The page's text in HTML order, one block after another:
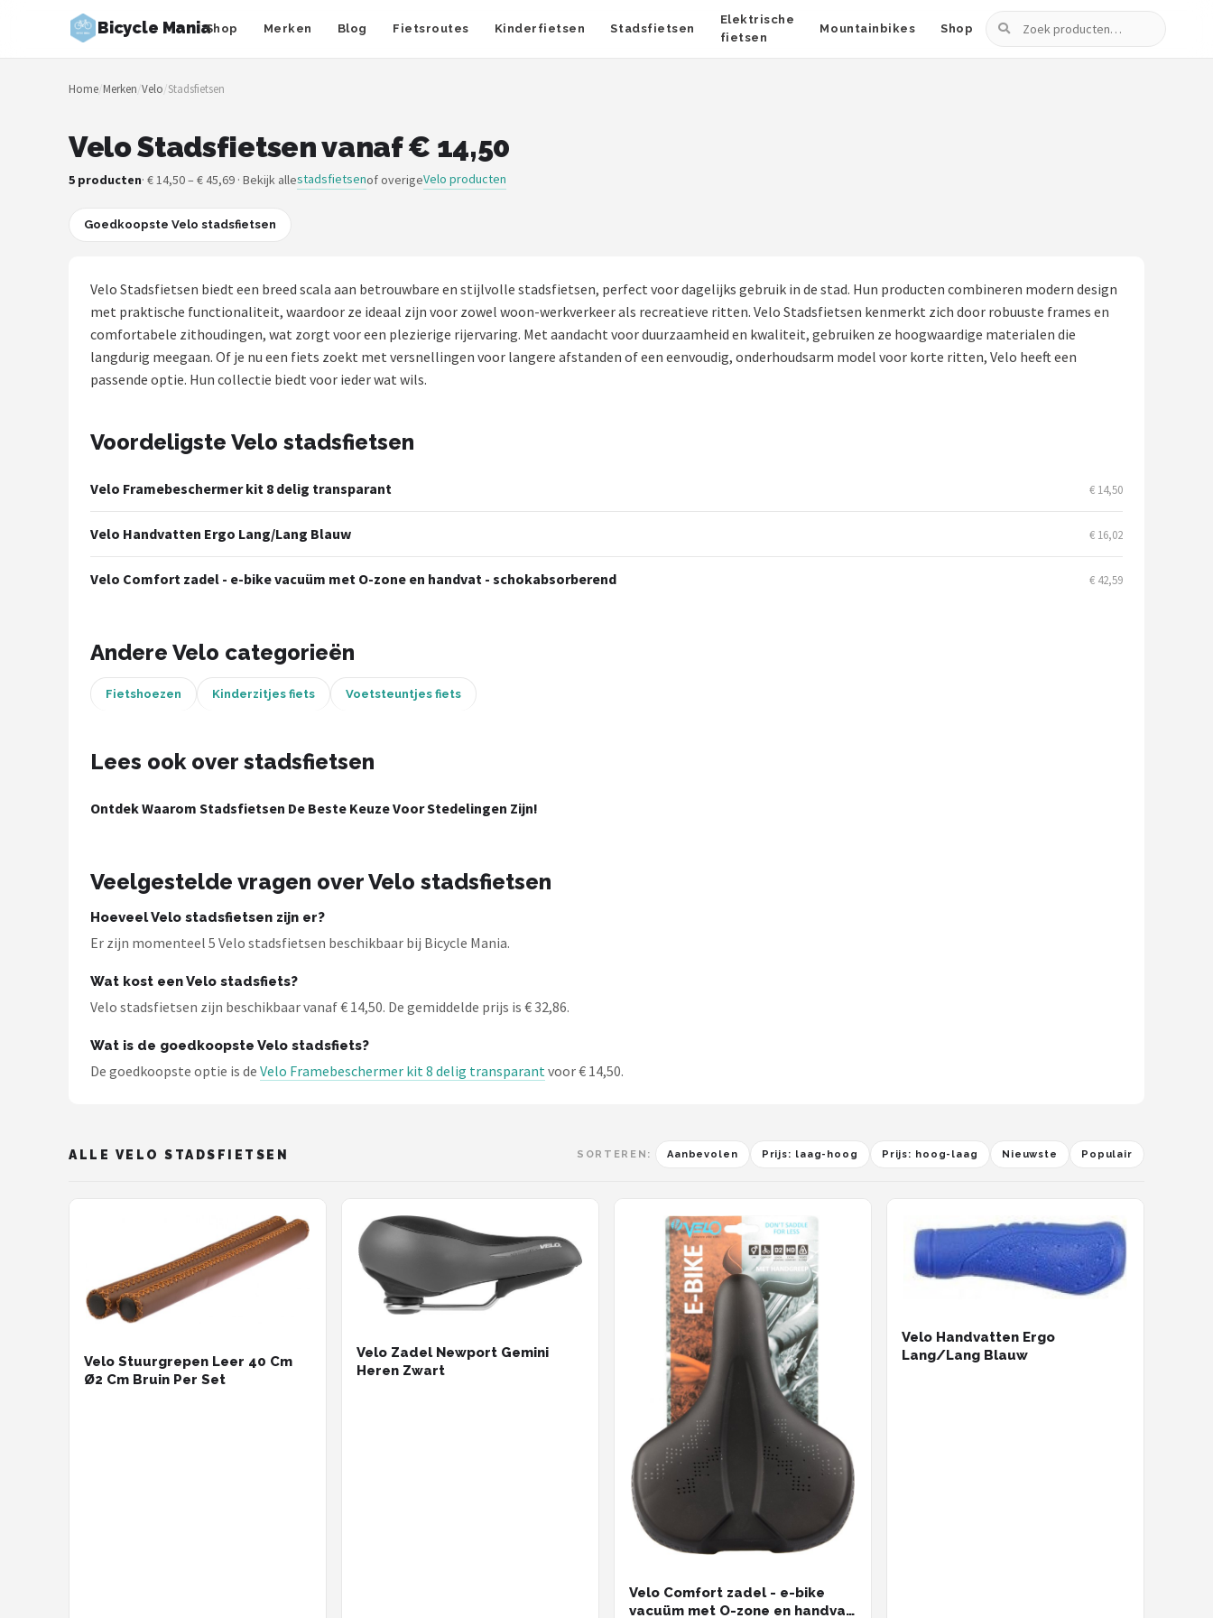
Bicycle ManiaShop Merken Blog Fietsroutes Kinderfietsen Stadsfietsen
Elektrische
fietsen
Mountainbikes Shop
Zoeken
Zoeken
NAVIGATIE
Merken
Kinderfietsen
Stadsfietsen
Mountainbikes
POPULAIRE MERKEN
BBB Cycling
Schwalbe
Alle merken →
Home/Merken/Velo/Stadsfietsen
Velo Stadsfietsen vanaf € 14,50
5 producten· € 14,50 – € 45,69 · Bekijk allestadsfietsenof overigeVelo producten
Goedkoopste Velo stadsfietsen
Velo Stadsfietsen biedt een breed scala aan betrouwbare en stijlvolle stadsfietsen, perfect voor dagelijks gebruik in de stad. Hun producten combineren modern design
met praktische functionaliteit, waardoor ze ideaal zijn voor zowel woon-werkverkeer als recreatieve ritten. Velo Stadsfietsen kenmerkt zich door robuuste frames en
comfortabele zithoudingen, wat zorgt voor een plezierige rijervaring. Met aandacht voor duurzaamheid en kwaliteit, gebruiken ze hoogwaardige materialen die
langdurig meegaan. Of je nu een fiets zoekt met versnellingen voor langere afstanden of een eenvoudig, onderhoudsarm model voor korte ritten, Velo heeft een
passende optie. Hun collectie biedt voor ieder wat wils.
Voordeligste Velo stadsfietsen
Velo Framebeschermer kit 8 delig transparant € 14,50
Velo Handvatten Ergo Lang/Lang Blauw € 16,02
Velo Comfort zadel - e-bike vacuüm met O-zone en handvat - schokabsorberend € 42,59
Andere Velo categorieën
Fietshoezen Kinderzitjes fiets Voetsteuntjes fiets
Lees ook over stadsfietsen
Ontdek Waarom Stadsfietsen De Beste Keuze Voor Stedelingen Zijn!
Veelgestelde vragen over Velo stadsfietsen
Hoeveel Velo stadsfietsen zijn er?
Er zijn momenteel 5 Velo stadsfietsen beschikbaar bij Bicycle Mania.
Wat kost een Velo stadsfiets?
Velo stadsfietsen zijn beschikbaar vanaf € 14,50. De gemiddelde prijs is € 32,86.
Wat is de goedkoopste Velo stadsfiets?
De goedkoopste optie is de Velo Framebeschermer kit 8 delig transparantvoor € 14,50.
ALLE VELO STADSFIETSEN SORTEREN: Aanbevolen Prijs: laag-hoog Prijs: hoog-laag Nieuwste Populair
Velo Stuurgrepen Leer 40 Cm
Ø2 Cm Bruin Per Set
Velo Zadel Newport Gemini
Heren Zwart
Velo Comfort zadel - e-bike
vacuüm met O-zone en handvat
Velo Handvatten Ergo
Lang/Lang Blauw